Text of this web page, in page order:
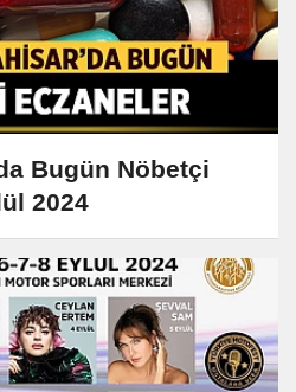
Bugün Nöbetçi
2024